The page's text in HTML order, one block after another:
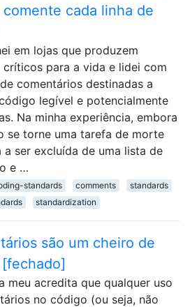
comente cada linha de
em lojas que produzem
críticos para a vida e lidei com
comentários destinadas a
legível e potencialmente
Na minha experiência, embora
se torne uma tarefa de morte
a ser excluída de uma lista de
e …
standards comments
standards
standardization
são um cheiro de
meu acredita que qualquer uso
no código (ou seja, não